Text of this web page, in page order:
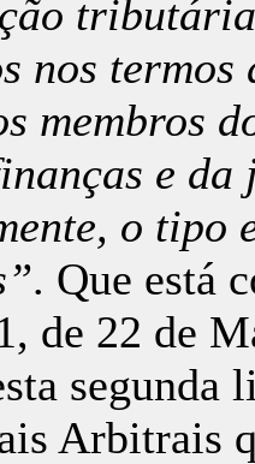
nos termos
membros
e
o
. Que está
de 22 de
segunda
Arbitrais